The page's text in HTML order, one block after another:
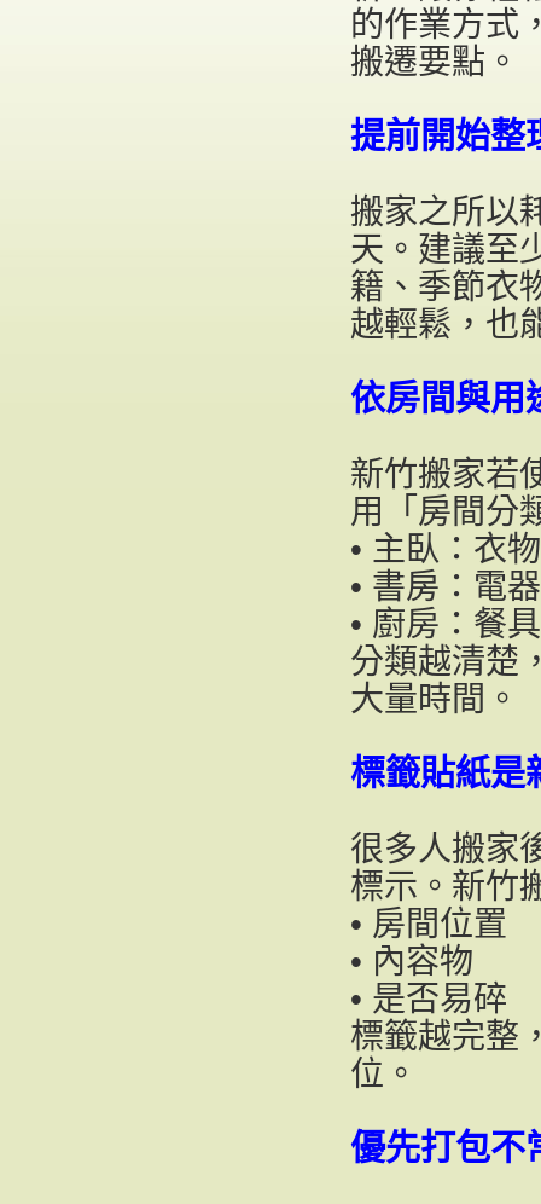
的作業方式
搬遷要點。
提前開始整
搬家之所以
天。建議至
籍、季節衣
越輕鬆，也
依房間與用
新竹搬家若
用「房間分
• 主臥：衣
• 書房：電
• 廚房：餐
分類越清楚
大量時間。
標籤貼紙是
很多人搬家
標示。新竹
• 房間位置
• 內容物
• 是否易碎
標籤越完整
位。
優先打包不